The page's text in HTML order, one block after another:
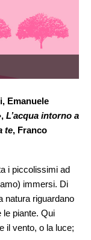
Emanuele
L’acqua intorno a
te, Franco
i piccolissimi ad
immersi. Di
natura riguardano
le piante. Qui
il vento, o la luce;